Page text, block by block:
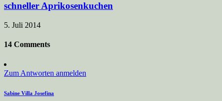
schneller Aprikosenkuchen
5. Juli 2014
14 Comments
Zum Antworten anmelden
Sabine Villa Josefina